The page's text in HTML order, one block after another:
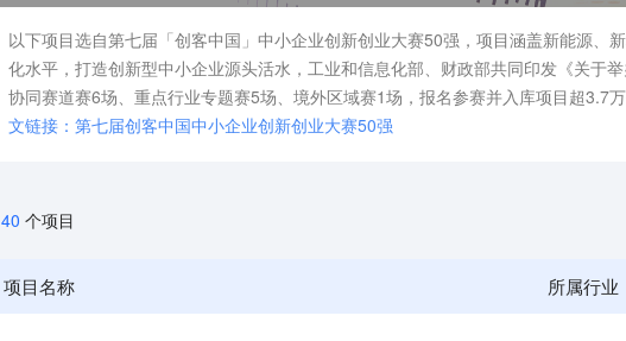
以下项目选自第七届「创客中国」中小企业创新创业大赛50强，项目涵盖新能源
化水平，打造创新型中小企业源头活水，工业和信息化部、财政部共同印发《关于
协同赛道赛6场、重点行业专题赛5场、境外区域赛1场，报名参赛并入库项目超3.7
文链接： 第七届创客中国中小企业创新创业大赛50强
40 个项目
项目名称 所属行业